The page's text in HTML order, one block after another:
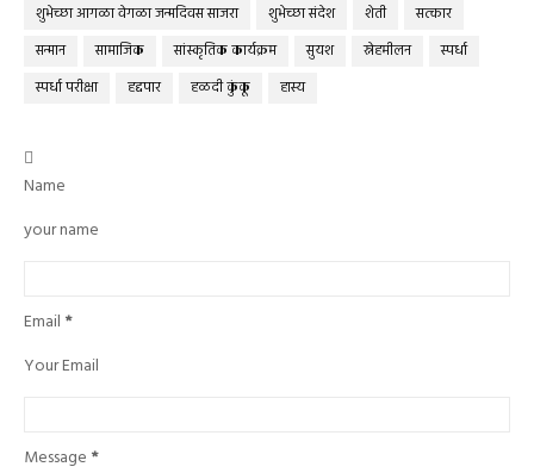
शुभेच्छा आगळा वेगळा जन्मदिवस साजरा
शुभेच्छा संदेश शेती
सत्कार
सन्मान
सामाजिक सांस्कृतिक कार्यक्रम सुयश स्नेहमीलन
स्पर्धा
स्पर्धा परीक्षा
हद्दपार हळदी कुंकू हास्य

Name
your name
Email *
Your Email
Message *